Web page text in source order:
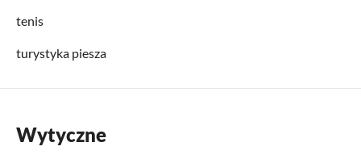
tenis
turystyka piesza
Wytyczne